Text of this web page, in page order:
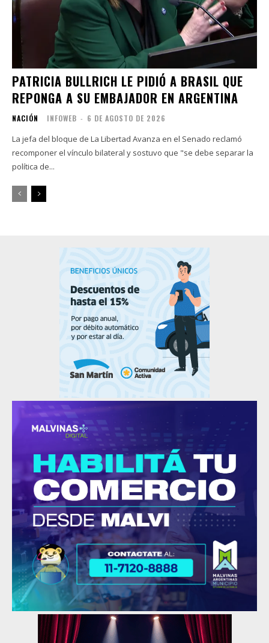
PATRICIA BULLRICH LE PIDIÓ A BRASIL QUE
REPONGA A SU EMBAJADOR EN ARGENTINA
NACIÓN INFOWEB - 6 DE AGOSTO DE 2026
La jefa del bloque de La Libertad Avanza en el Senado reclamó
recomponer el vínculo bilateral y sostuvo que "se debe separar la
política de...